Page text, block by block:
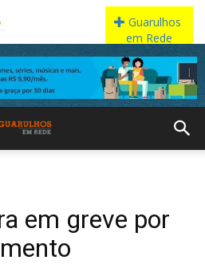
em greve por